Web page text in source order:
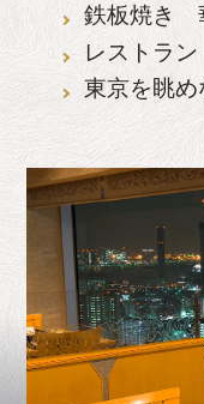
鉄板焼き
レストラ
東京を眺